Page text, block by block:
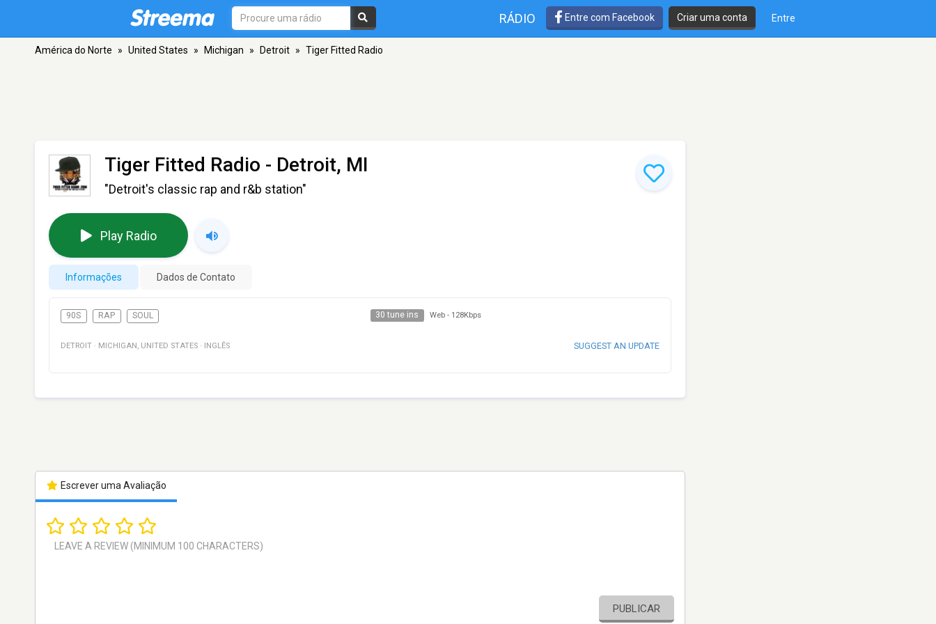
RÁDIO Entre com Facebook Criar uma conta Entre
América do Norte » United States » Michigan » Detroit » Tiger Fitted Radio
Tiger Fitted Radio - Detroit, MI
"Detroit's classic rap and r&b station"
Play Radio
Informações Dados de Contato
90S RAP SOUL 30 tune ins Web - 128Kbps
DETROIT · MICHIGAN , UNITED STATES · INGLÊS SUGGEST AN UPDATE
Escrever uma Avaliação
PUBLICAR